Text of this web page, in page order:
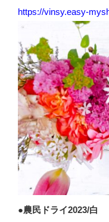
https://vinsy.easy-
●農民ドライ2023/白